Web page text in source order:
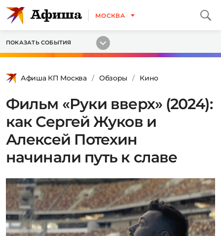
МОСКВА
ПОКАЗАТЬ СОБЫТИЯ
Афиша КП Москва Обзоры Кино
Фильм «Руки вверх» (2024):
как Сергей Жуков и
Алексей Потехин
начинали путь к славе